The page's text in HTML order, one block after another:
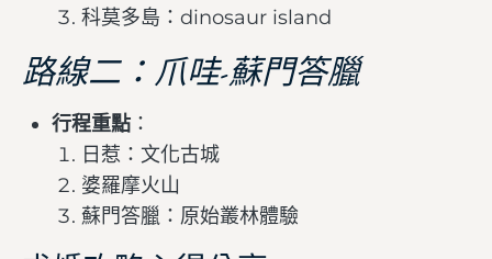
科莫多島：dinosaur island
路線二：爪哇-蘇門答臘
行程重點 ：
日惹：文化古城
婆羅摩火山
蘇門答臘：原始叢林體驗